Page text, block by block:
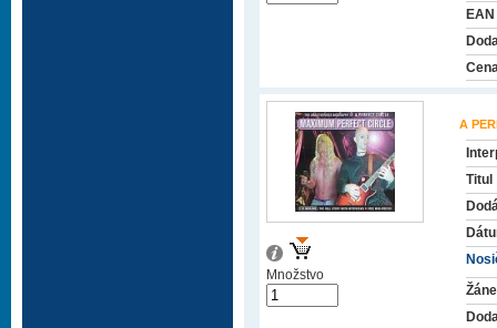
EAN
A
Titul
Množstvo